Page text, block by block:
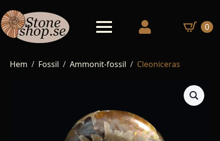
0
Hem Fossil Ammonit-fossil Cleoniceras